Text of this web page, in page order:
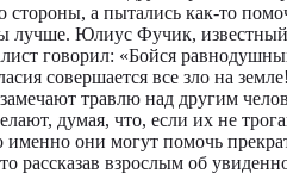
стороны, а пытались как-то
лучше. Юлиус Фучик, известный
говорил: «Бойся
совершается все зло на
травлю над другим
думая, что, если их не
именно они могут помочь
рассказав взрослым об